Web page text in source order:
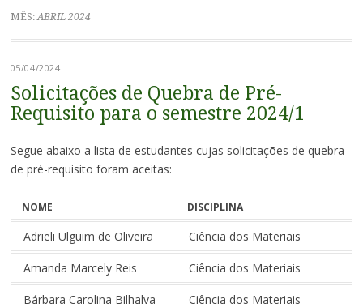
MÊS: ABRIL 2024
05/04/2024
Solicitações de Quebra de Pré-
Requisito para o semestre 2024/1
Segue abaixo a lista de estudantes cujas solicitações de quebra
de pré-requisito foram aceitas:
NOME DISCIPLINA
Adrieli Ulguim de Oliveira Ciência dos Materiais
Amanda Marcely Reis Ciência dos Materiais
Bárbara Carolina Bilhalva
Ciência dos Materiais